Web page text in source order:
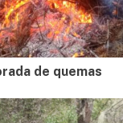
de quemas